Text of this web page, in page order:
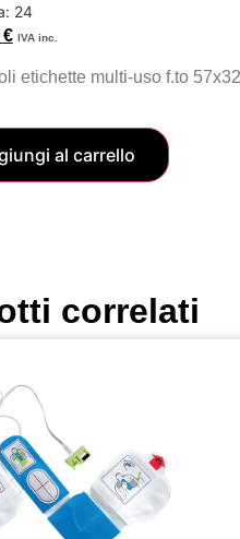
24
€ IVA inc.
etichette multi-uso f.to
al carrello
correlati